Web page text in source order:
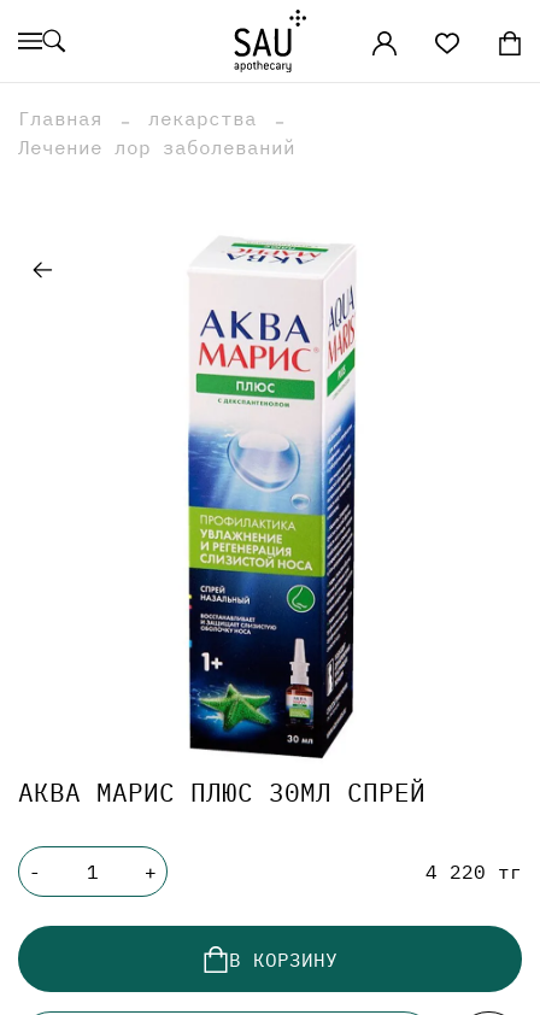
Главная
лекарства
Лечение лор заболеваний
АКВА МАРИС ПЛЮС 30МЛ СПРЕЙ
- + 4 220 тг
В КОРЗИНУ